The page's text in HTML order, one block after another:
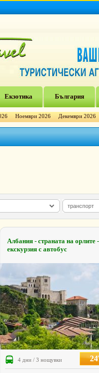
Екзотика България
Ноември 2026 Декември 2026
Албания - страната на орлите -
екскурзия с автобус
4 дни / 3 нощувки